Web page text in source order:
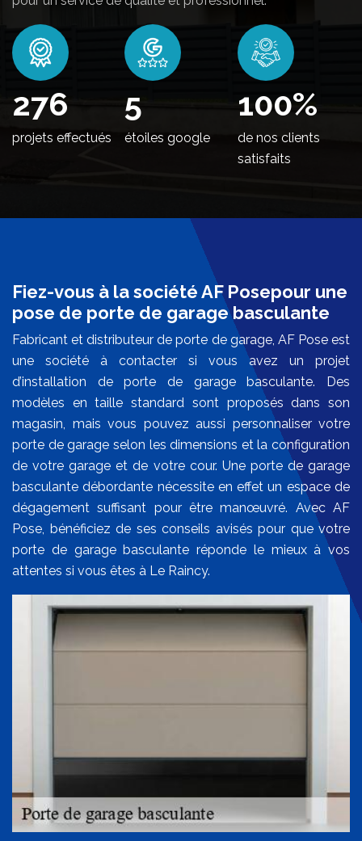
334
projets effectués
5
étoiles google
100%
de nos clients
satisfaits
Fiez-vous à la société AF Posepour une
pose de porte de garage basculante
Fabricant et distributeur de porte de garage, AF Pose est
une société à contacter si vous avez un projet
d’installation de porte de garage basculante. Des
modèles en taille standard sont proposés dans son
magasin, mais vous pouvez aussi personnaliser votre
porte de garage selon les dimensions et la configuration
de votre garage et de votre cour. Une porte de garage
basculante débordante nécessite en effet un espace de
dégagement suffisant pour être manœuvré. Avec AF
Pose, bénéficiez de ses conseils avisés pour que votre
porte de garage basculante réponde le mieux à vos
attentes si vous êtes à Le Raincy.